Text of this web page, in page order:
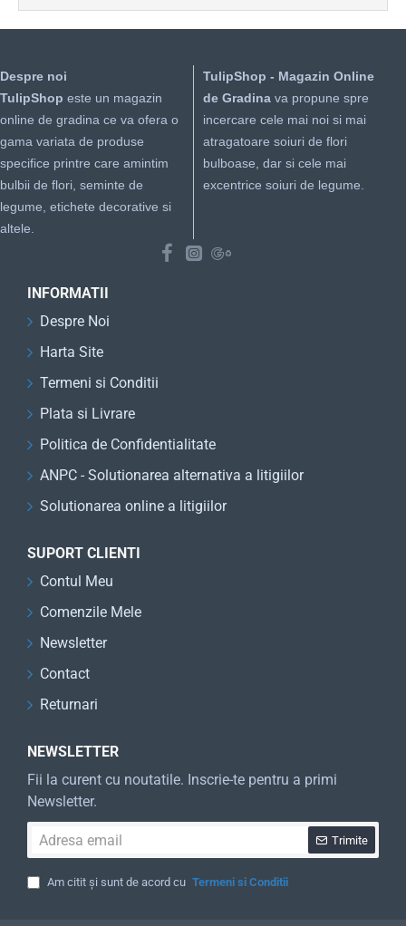
Despre noi
TulipShop este un magazin
online de gradina ce va ofera o
gama variata de produse
specifice printre care amintim
bulbii de flori, seminte de
legume, etichete decorative si
altele.
TulipShop - Magazin Online
de Gradinava propune spre
incercare cele mai noi si mai
atragatoare soiuri de flori
bulboase, dar si cele mai
excentrice soiuri de legume.
INFORMATII
Despre Noi
Harta Site
Termeni si Conditii
Plata si Livrare
Politica de Confidentialitate
ANPC - Solutionarea alternativa a litigiilor
Solutionarea online a litigiilor
SUPORT CLIENTI
Contul Meu
Comenzile Mele
Newsletter
Contact
Returnari
NEWSLETTER
Fii la curent cu noutatile. Inscrie-te pentru a primi
Newsletter.
email
Trimite
Am citit și sunt de acord cu Termeni si Conditii